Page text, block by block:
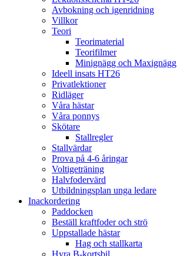
Avbokning och igenridning
Villkor
Teori
Teorimaterial
Teorifilmer
Minignägg och Maxignägg
Ideell insats HT26
Privatlektioner
Ridläger
Våra hästar
Våra ponnys
Skötare
Stallregler
Stallvärdar
Prova på 4-6 åringar
Voltigeträning
Halvfodervärd
Utbildningsplan unga ledare
Inackordering
Paddocken
Beställ kraftfoder och strö
Uppstallade hästar
Hag och stallkarta
Hyra B-kortsbil